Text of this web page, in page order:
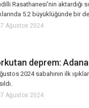
Rasathanesi'nin aktardığı
5.2 büyüklüğünde bir
Ağustos 2024
deprem:
2024 sabahının ilk
Ağustos 2024